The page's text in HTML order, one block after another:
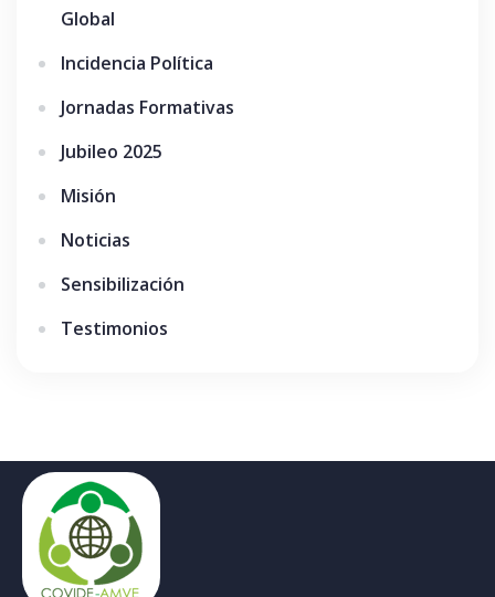
Global
Incidencia Política
Jornadas Formativas
Jubileo 2025
Misión
Noticias
Sensibilización
Testimonios